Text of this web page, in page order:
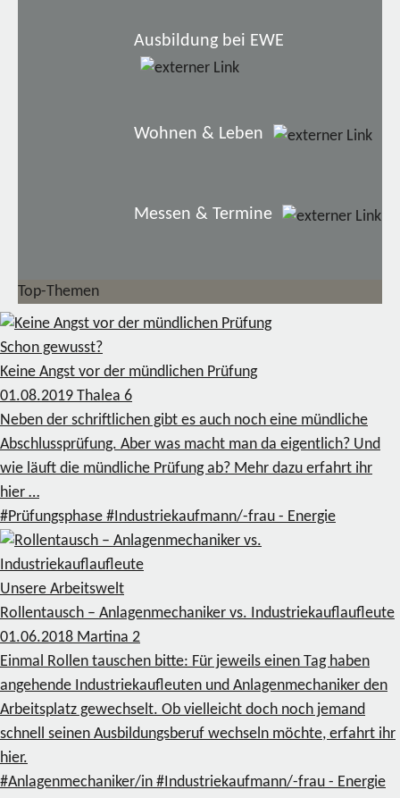
Ausbildung bei EWE
Wohnen & Leben
Messen & Termine
Top-Themen
Schon gewusst?
Keine Angst vor der mündlichen Prüfung
01.08.2019 Thalea 6
Neben der schriftlichen gibt es auch noch eine mündliche
Abschlussprüfung. Aber was macht man da eigentlich? Und
wie läuft die mündliche Prüfung ab? Mehr dazu erfahrt ihr
hier …
#Prüfungsphase #Industriekaufmann/-frau - Energie
Unsere Arbeitswelt
Rollentausch – Anlagenmechaniker vs. Industriekauflaufleute
01.06.2018 Martina 2
Einmal Rollen tauschen bitte: Für jeweils einen Tag haben
angehende Industriekaufleuten und Anlagenmechaniker den
Arbeitsplatz gewechselt. Ob vielleicht doch noch jemand
schnell seinen Ausbildungsberuf wechseln möchte, erfahrt ihr
hier.
#Anlagenmechaniker/in #Industriekaufmann/-frau - Energie